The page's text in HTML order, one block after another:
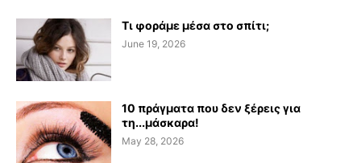
Τι φοράμε μέσα στο σπίτι;
June 19, 2026
10 πράγματα που δεν ξέρεις για
τη...μάσκαρα!
May 28, 2026